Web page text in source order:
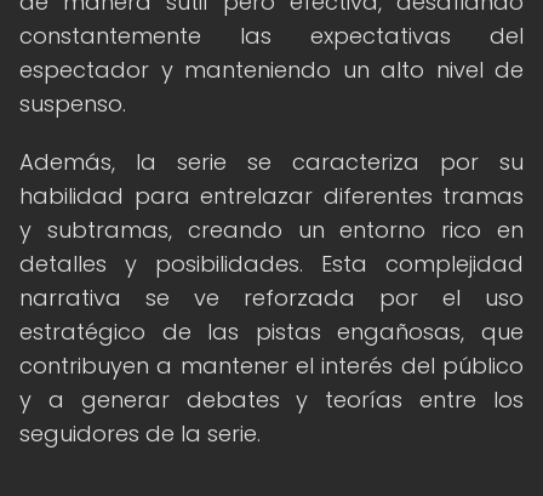
constantemente las expectativas del
espectador y manteniendo un alto nivel de
suspenso.
Además, la serie se caracteriza por su
habilidad para entrelazar diferentes tramas
y subtramas, creando un entorno rico en
detalles y posibilidades. Esta complejidad
narrativa se ve reforzada por el uso
estratégico de las pistas engañosas, que
contribuyen a mantener el interés del público
y a generar debates y teorías entre los
seguidores de la serie.